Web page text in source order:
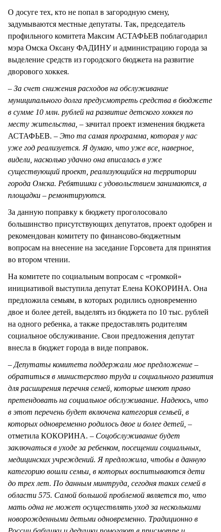
О досуге тех, кто не попал в загородную смену,
задумываются местные депутаты. Так, председатель
профильного комитета Максим АСТАФЬЕВ поблагодарил
мэра Омска Оксану ФАДИНУ и администрацию города за
выделение средств из городского бюджета на развитие
дворового хоккея.
– За счет снижения расходов на обслуживание
муниципального долга предусмотреть средства в бюджете
в сумме 10 млн. рублей на развитие детского хоккея по
месту жительства, – зачитал проект изменения бюджета
АСТАФЬЕВ. – Это та самая программа, которая у нас
уже год реализуется. Я думаю, что уже все, наверное,
видели, насколько удачно она вписалась в уже
существующий проект, реализующийся на территории
города Омска. Ребятишки с удовольствием занимаются, а
площадки – ремонтируются.
За данную поправку к бюджету проголосовало
большинство присутствующих депутатов, проект одобрен и
рекомендован комитету по финансово-бюджетным
вопросам на внесение на заседание Горсовета для принятия
во втором чтении.
На комитете по социальным вопросам с «громкой»
инициативой выступила депутат Елена КОКОРИНА. Она
предложила семьям, в которых родились одновременно
двое и более детей, выделять из бюджета по 10 тыс. рублей
на одного ребенка, а также предоставлять родителям
социальное обслуживание. Свои предложения депутат
внесла в бюджет города в виде поправок.
– Депутаты комитета поддержали мое предложение –
обратиться в министерство труда и социального развития
для расширения перечня семей, которые имеют право
претендовать на социальное обслуживание. Надеюсь, что
в этот перечень будет включена категория семьей, в
которых одновременно родилось двое и более детей, –
отметила КОКОРИНА. – Соцобслуживание будет
заключаться в уходе за ребенком, посещении социальных,
медицинских учреждений. Я предложила, чтобы в данную
категорию вошли семьи, в которых воспитываются дети
до трех лет. По данным минтруда, сегодня таких семей в
области 575. Самой большой проблемой является то, что
мать одна не может осуществлять уход за несколькими
новорожденными детьми одновременно. Традиционно в